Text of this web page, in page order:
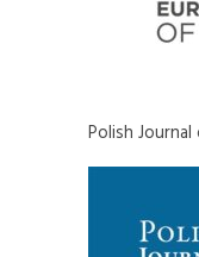
Polish